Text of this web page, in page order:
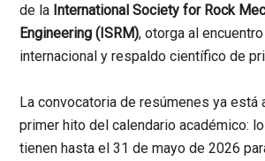
de la International Society for Rock
Engineering (ISRM), otorga al
internacional y respaldo científico de
La convocatoria de resúmenes ya está
primer hito del calendario académico:
tienen hasta el31 de mayo de 2026